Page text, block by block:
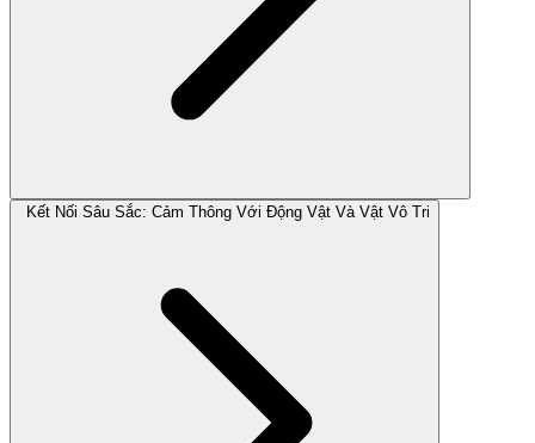
Kết Nối Sâu Sắc: Cảm Thông Với Động Vật Và Vật Vô Tri